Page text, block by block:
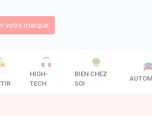
votre marque
HIGH-
TECH
BIEN CHEZ
SOI